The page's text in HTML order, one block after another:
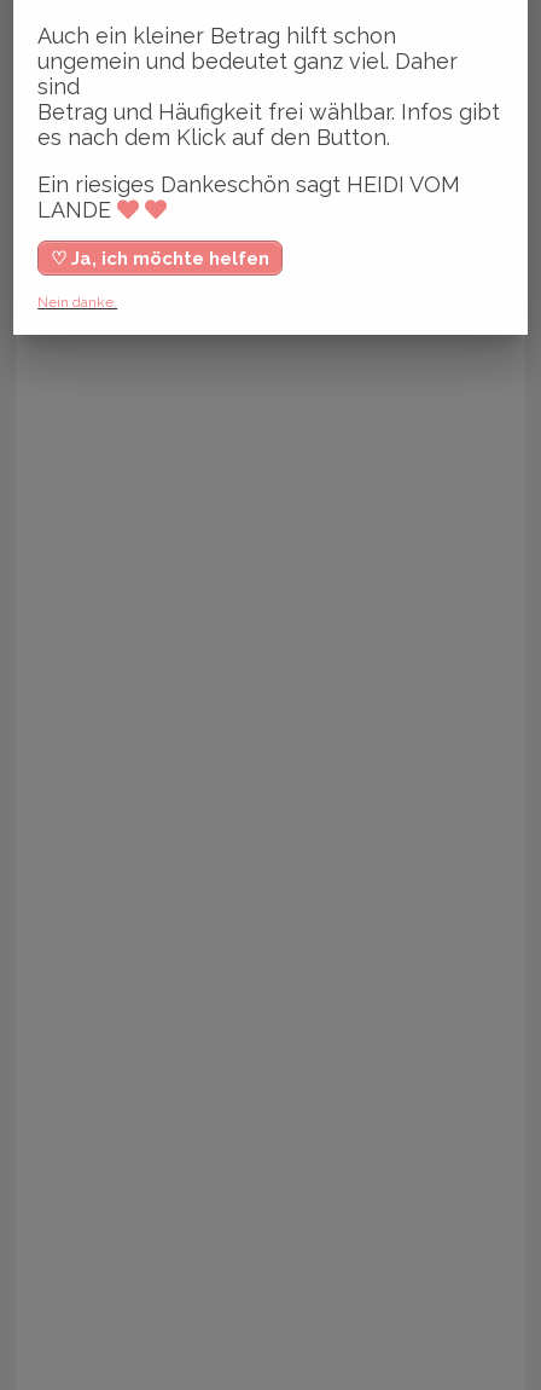
Auch ein kleiner Betrag hilft schon
ungemein und bedeutet ganz viel. Daher
sind
Betrag und Häufigkeit frei wählbar. Infos gibt
es nach dem Klick auf den Button.
Ein riesiges Dankeschön sagt HEIDI VOM
LANDE
♡ Ja, ich möchte helfen
Nein danke.